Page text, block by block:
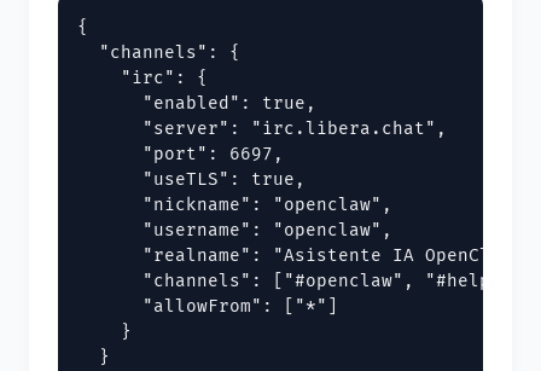
{
  "channels": {
    "irc": {
      "enabled": true,
      "server": "irc.libera.chat",
      "port": 6697,
      "useTLS": true,
      "nickname": "openclaw",
      "username": "openclaw",
      "realname": "Asistente IA OpenClaw",
      "channels": ["#openclaw", "#help"],
      "allowFrom": ["*"]
    }
  }